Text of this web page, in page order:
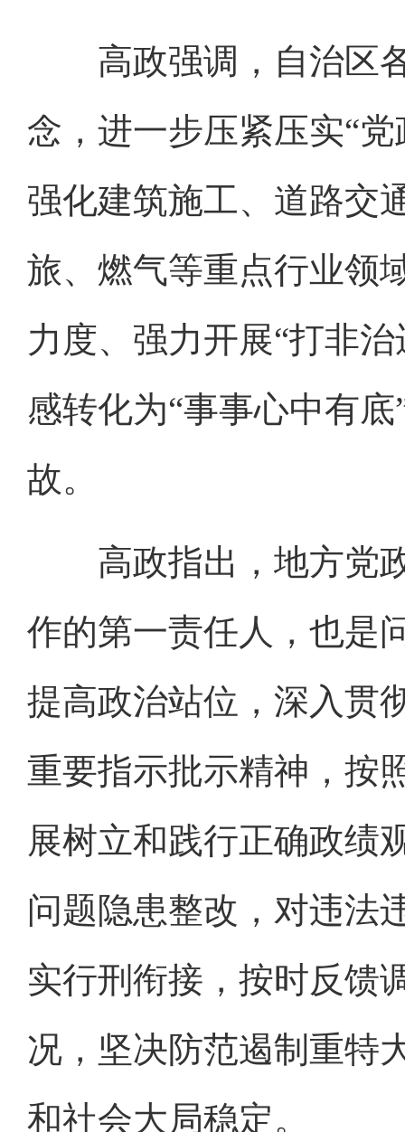
高政强调，自治区各
念，进一步压紧压实“
强化建筑施工、道路交
旅、燃气等重点行业领
力度、强力开展“打非
感转化为“事事心中有
故。
高政指出，地方党政
作的第一责任人，也是
提高政治站位，深入贯
重要指示批示精神，按
展树立和践行正确政绩
问题隐患整改，对违法
实行刑衔接，按时反馈
况，坚决防范遏制重特
和社会大局稳定。